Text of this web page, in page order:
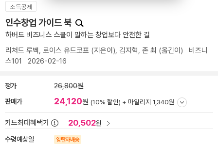
소득공제
인수창업 가이드 북
하버드 비즈니스 스쿨이 말하는 창업보다 안전한 길
리처드 루벡, 로이스 유드코프 (지은이), 김지혁, 존 최 (옮긴이) 비즈니
스101
2026-02-16
정가 26,800원
판매가 24,120원 (10% 할인) + 마일리지 1,340원
카드최대혜택가 20,502원
수령예상일 양탄자배송